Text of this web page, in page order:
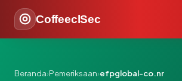
CoffeeclSec
Beranda›Pemeriksaan›efpglobal-co.nr